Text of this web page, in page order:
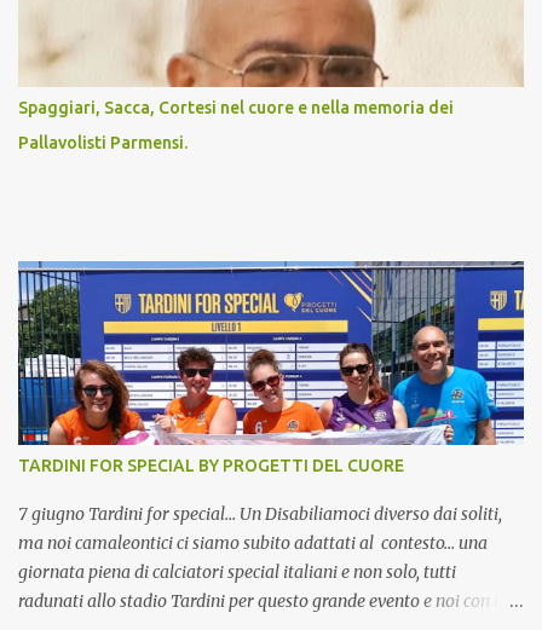
Spaggiari, Sacca, Cortesi nel cuore e nella memoria dei
Pallavolisti Parmensi.
TARDINI FOR SPECIAL BY PROGETTI DEL CUORE
7 giugno Tardini for special… Un Disabiliamoci diverso dai soliti,
ma noi camaleontici ci siamo subito adattati al contesto… una
giornata piena di calciatori special italiani e non solo, tutti
radunati allo stadio Tardini per questo grande evento e noi con il